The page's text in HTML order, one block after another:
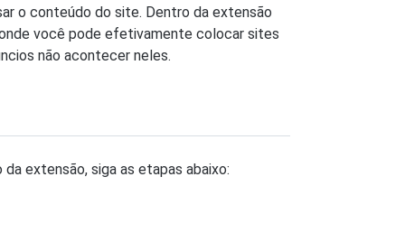
o conteúdo do site. Dentro da extensão
você pode efetivamente colocar sites
não acontecer neles.
extensão, siga as etapas abaixo: